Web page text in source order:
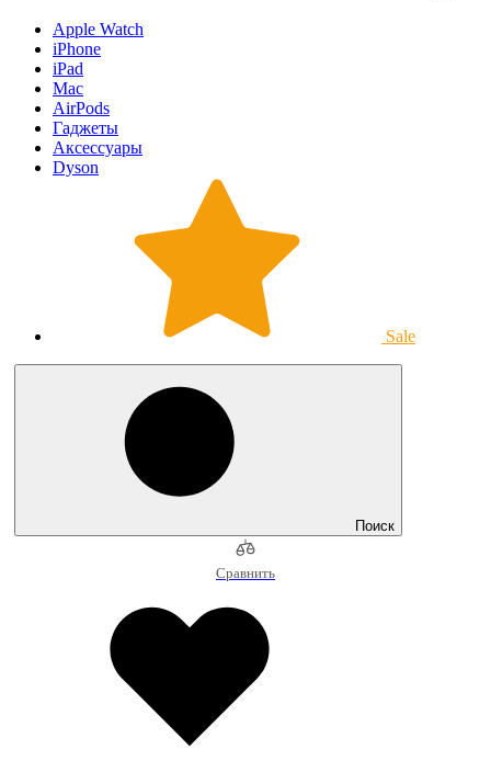
Apple Watch
iPhone
iPad
Mac
AirPods
Гаджеты
Аксессуары
Dyson
Sale
Поиск
Сравнить